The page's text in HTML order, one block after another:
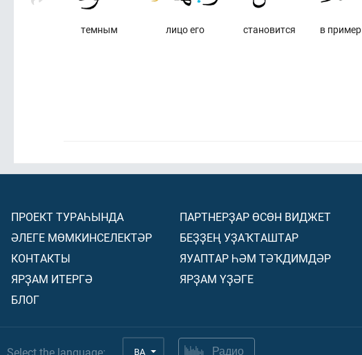
в пример
становится
лицо его
темным
ПРОЕКТ ТУРАҺЫНДА
ӘЛЕГЕ МӨМКИНСЕЛЕКТӘР
КОНТАКТЫ
ЯРҘАМ ИТЕРГӘ
БЛОГ
ПАРТНЕРҘАР ӨСӨН ВИДЖЕТ
БЕҘҘЕҢ УҘАҠТАШТАР
ЯУАПТАР ҺӘМ ТӘҠДИМДӘР
ЯРҘАМ ҮҘӘГЕ
Select the language: BA Радио